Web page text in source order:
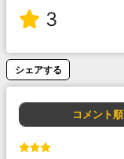
3
シェアする
コメント順